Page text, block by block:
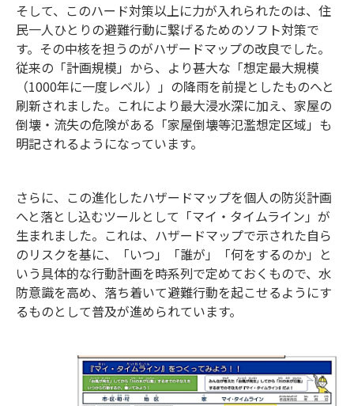
そして、このハード対策以上に力が入れられたのは、住
民一人ひとりの避難行動に繋げるためのソフト対策で
す。その中核を担うのがハザードマップの改良でした。
従来の「計画規模」から、より甚大な「想定最大規模
（1000年に一度レベル）」の降雨を前提としたものへと
刷新されました。これにより最大浸水深に加え、家屋の
倒壊・流失の危険がある「家屋倒壊等氾濫想定区域」も
明記されるようになっています。
さらに、この進化したハザードマップを個人の防災計画
へと落とし込むツールとして「マイ・タイムライン」が
生まれました。これは、ハザードマップで示された自ら
のリスクを基に、「いつ」「誰が」「何をするのか」と
いう具体的な行動計画を時系列で定めておくもので、水
防意識を高め、落ち着いて避難行動を起こせるようにす
るものとして普及が進められています。